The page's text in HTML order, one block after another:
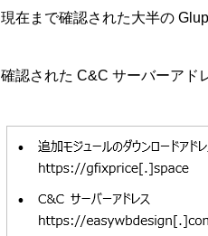
現在まで確認された大半の
確認された C&C サーバーアド